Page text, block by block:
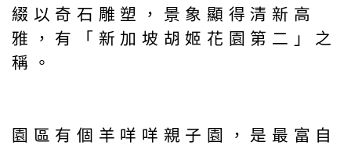
綴以奇石雕塑，景象顯得清新高
雅，有「新加坡胡姬花園第二」之
稱。
園區有個羊咩咩親子園，是最富自